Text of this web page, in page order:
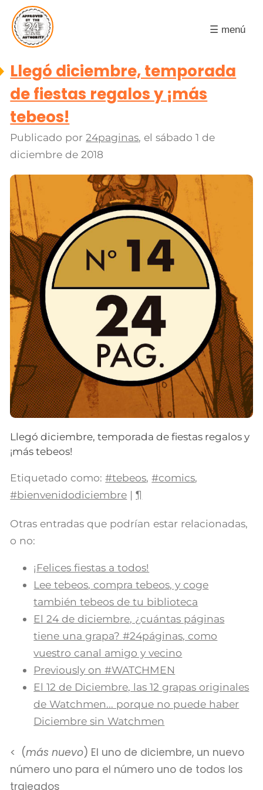
☰ menú
Llegó diciembre, temporada
de fiestas regalos y ¡más
tebeos!
Publicado por24paginas, elsábado 1 de
diciembre de 2018
Llegó diciembre, temporada de fiestas regalos y
¡más tebeos!
Etiquetado como: #tebeos,#comics,
#bienvenidodiciembre |¶
Otras entradas que podrían estar relacionadas,
o no:
¡Felices fiestas a todos!
Lee tebeos, compra tebeos, y coge
también tebeos de tu biblioteca
El 24 de diciembre, ¿cuántas páginas
tiene una grapa? #24páginas, como
vuestro canal amigo y vecino
Previously on #WATCHMEN
El 12 de Diciembre, las 12 grapas originales
de Watchmen... porque no puede haber
Diciembre sin Watchmen
(más nuevo) El uno de diciembre, un nuevo
número uno para el número uno de todos los
trajeados